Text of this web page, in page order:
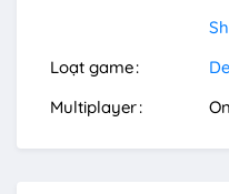
Loạt game
Multiplayer